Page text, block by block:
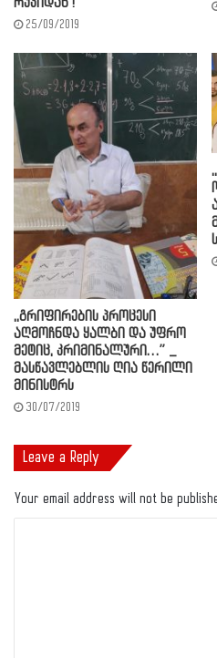
25/09/2019
,,გრიფირების პროცესი
აღმოჩნდა ყალბი და უფრო
მეტიც, კრიმინალური…” _
მასწავლებლის ღია წერილი
მინისტრს
30/07/2019
Leave a Reply
Your email address will not be